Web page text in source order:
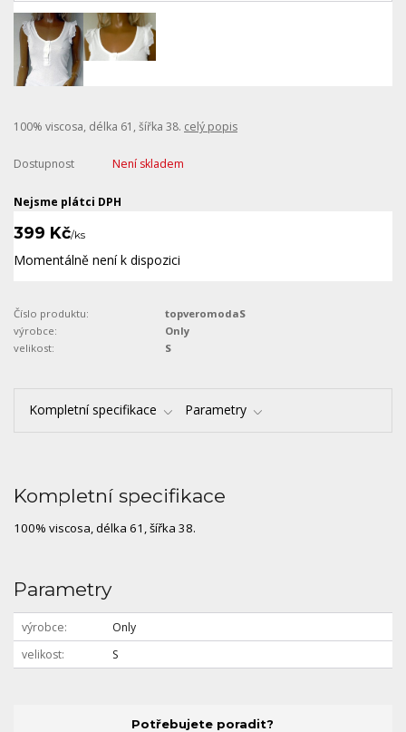
100% viscosa, délka 61, šířka 38. celý popis
Dostupnost Není skladem
Nejsme plátci DPH
399 Kč/ks
Momentálně není k dispozici
Číslo produktu:
topveromodaS
výrobce:
Only
velikost:
S
Kompletní specifikace Parametry
Kompletní specifikace
100% viscosa, délka 61, šířka 38.
Parametry
výrobce
Only
velikost
S
Potřebujete poradit?